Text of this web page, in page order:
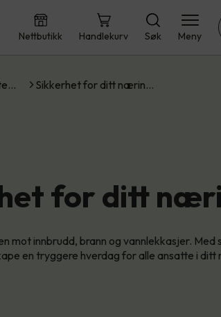
Nettbutikk Handlekurv Søk Meny
Sikkerhet for ditt nærin…
for ditt
mot innbrudd, brann og vannlekkasjer.
en tryggere hverdag for alle ansatte i